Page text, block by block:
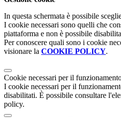
In questa schermata è possibile
I cookie necessari sono quelli che
piattaforma e non è possibile
Per conoscere quali sono i cookie
visionare la COOKIE POLICY.
Cookie necessari per il
I cookie necessari per il
disabilitati. È possibile consultare
policy.